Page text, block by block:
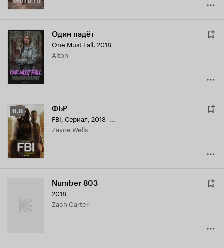
Один падёт
One Must Fall, 2018
Alton
Рейтинг
Кинопоиска
6.8
6.8 ФБР
FBI, Сериал, 2018–...
Zayne Wells
Number 803
2018
Zach Carter